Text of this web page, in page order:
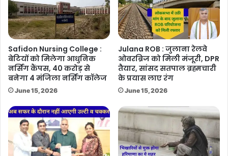
Safidon Nursing College :
बेटियों को मिलेगा आधुनिक
नर्सिंग कैंपस, 40 करोड़ से
बनेगा 4 मंजिला नर्सिंग कॉलेज
June 15, 2026
Julana ROB : जुलाना रेलवे
ओवरब्रिज को मिली मंजूरी, DPR
तैयार, सांसद सतपाल ब्रह्मचारी
के प्रयास लाए रंग
June 15, 2026